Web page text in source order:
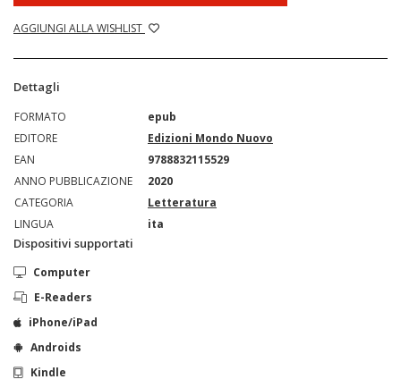
AGGIUNGI ALLA WISHLIST
Dettagli
FORMATO
epub
EDITORE
Edizioni Mondo Nuovo
EAN
9788832115529
ANNO PUBBLICAZIONE
2020
CATEGORIA
Letteratura
LINGUA
ita
Dispositivi supportati
Computer
E-Readers
iPhone/iPad
Androids
Kindle